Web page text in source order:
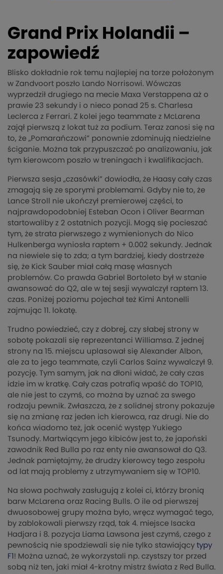
Grand Prix Holandii –
zapowiedź
Blisko dokładnie rok temu najlepiej na torze położonym
w Zandvoort poszło Lando Norrisowi. Wówczas
wyprzedził drugiego na mecie Maxa Verstappena aż o
prawie 23 sekundy i o nieco ponad 25 s. Charlesa
Leclerca z Ferrari. Z kolei jego teammate z McLarena
zajął pierwszą z lokat tuż za podium. Teraz zanosi się na
to, że „Pomarańczowi” ponownie zdominują niedzielne
ściganie. Można tak przypuszczać po analizowaniu, jak
tym kierowcom poszło w treningach i kwalifikacjach.
Pierwsza sesja „czasówki” dowiodła, że Haasy cały czas
zmagają się ze sporymi problemami. Gdyby nie to, że
Lance Stroll nie ukończył premierowej części, to
najprawdopodobniej Esteban Ocon i Oliver Bearman
startowaliby z 2 ostatnich pozycji. Mogą się pocieszać
tym, że strata pierwszego z wymienionych do Nico
Hulkenberga wyniosła raptem + 0.002 sekundy. Jednak
na niewiele się to zda; a tym bardziej, kiedy dostrzeże
się, że Kick Sauber miał całą masę własnych
problemów. Co prawda Gabriel Bortoleto był w stanie
awansować do Q2, ale w tej sesji wywalczył raptem 13.
czas. Poniżej poziomu pojechał też Kimi Antonelli
zajmując 11. lokatę.
Trudno powiedzieć, czy z dobrej, czy słabej strony w
sobotę pokazali się reprezentanci Williamsa. Z jednej
strony na 15. miejscu uplasował się Alexander Albon,
ale za to jego teammate, czyli Carlos Sainz wywalczył 9.
pozycję. Tym samym, jak na dłoni widać, że cały czas
idzie im w kratkę. Cały czas potrafią wpaść do TOP10,
ale nie jest to czymś, co można by uznać za swego
rodzaju pewnik. Zwłaszcza, że z solidnej strony pokazuje
się na zmianę raz jeden ich kierowca, raz drugi. Nie do
końca wiadomo też, jak ocenić występ Yukiego
Tsunody. Martwiącym jego kibiców jest to, że japoński
zawodnik Red Bulla po raz enty nie awansował do Q3.
Jednak pamiętajmy, że drudzy kierowcy tego zespołu
od lat mają problemy z utrzymywaniem się w TOP10.
Na słowa pochwały zasługują z kolei ci, którzy bronią
barw McLarena oraz Racing Bulls. O ile od pierwszej
dwuosobowej grupy można było, wręcz wymagać tego,
by zablokowali pierwszy rząd, tak 4. miejsce Isacka
Hadjara i 8. pozycja Liama Lawsona jest czymś, czego z
pewnością nie spodziewali się nie tylko stawiający typy
F1 ! Można uznać, że wykorzystali np. czystszy tor przed
sobą niż ten, jaki miał 4-krotny mistrz świata z Red Bulla.